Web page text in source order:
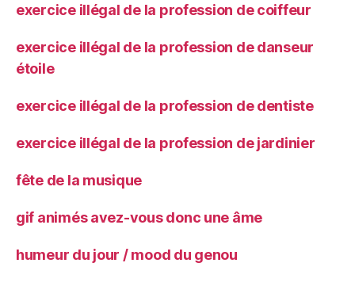
exercice illégal de la profession de coiffeur
exercice illégal de la profession de danseur
étoile
exercice illégal de la profession de dentiste
exercice illégal de la profession de jardinier
fête de la musique
gif animés avez-vous donc une âme
humeur du jour / mood du genou